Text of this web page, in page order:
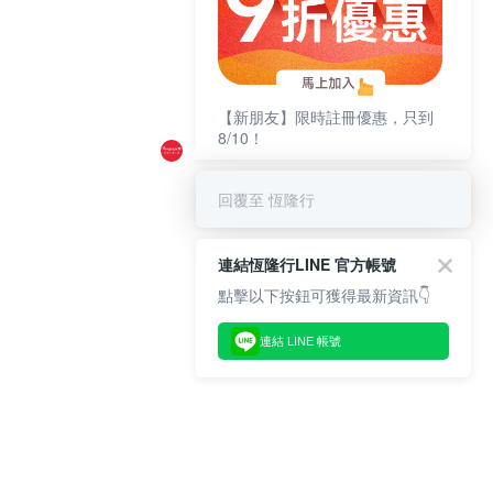
【新朋友】限時註冊優惠，只到
8/10！
回覆至 恆隆行
連結恆隆行LINE 官方帳號
點擊以下按鈕可獲得最新資訊👇
連結 LINE 帳號